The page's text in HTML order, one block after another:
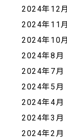
2024年12月
2024年11月
2024年10月
2024年8月
2024年7月
2024年5月
2024年4月
2024年3月
2024年2月